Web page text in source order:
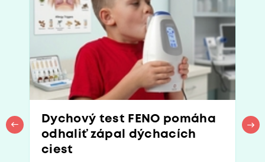
Dychový test FENO pomáha
odhaliť zápal dýchacích
ciest